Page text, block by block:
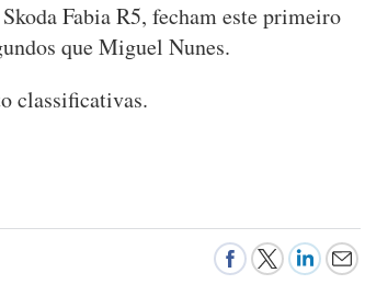
Fabia R5, fecham este primeiro
que Miguel Nunes.
classificativas.